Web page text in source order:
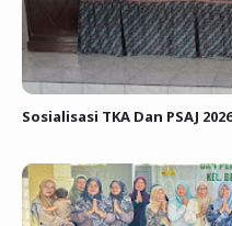
Sosialisasi TKA Dan PSAJ 2026